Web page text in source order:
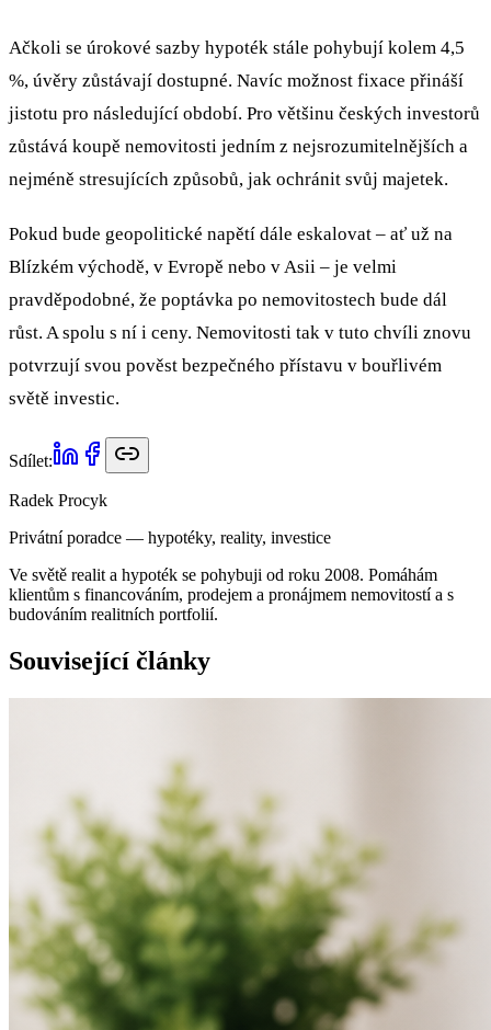
Ačkoli se úrokové sazby hypoték stále pohybují kolem 4,5
%, úvěry zůstávají dostupné. Navíc možnost fixace přináší
jistotu pro následující období. Pro většinu českých investorů
zůstává koupě nemovitosti jedním z nejsrozumitelnějších a
nejméně stresujících způsobů, jak ochránit svůj majetek.
Pokud bude geopolitické napětí dále eskalovat – ať už na
Blízkém východě, v Evropě nebo v Asii – je velmi
pravděpodobné, že poptávka po nemovitostech bude dál
růst. A spolu s ní i ceny. Nemovitosti tak v tuto chvíli znovu
potvrzují svou pověst bezpečného přístavu v bouřlivém
světě investic.
Sdílet:
Radek Procyk
Privátní poradce — hypotéky, reality, investice
Ve světě realit a hypoték se pohybuji od roku 2008. Pomáhám
klientům s financováním, prodejem a pronájmem nemovitostí a s
budováním realitních portfolií.
Související články